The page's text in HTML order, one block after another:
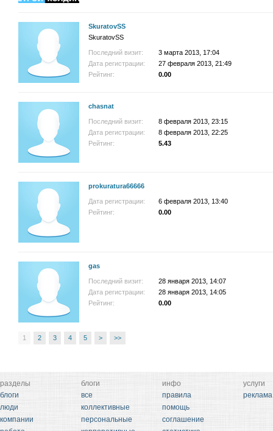
SkuratovSS
SkuratovSS
Последний визит:
3 марта 2013, 17:04
Дата регистрации:
27 февраля 2013, 21:49
Рейтинг:
0.00
chasnat
Последний визит:
8 февраля 2013, 23:15
Дата регистрации:
8 февраля 2013, 22:25
Рейтинг:
5.43
prokuratura66666
Дата регистрации:
6 февраля 2013, 13:40
Рейтинг:
0.00
gas
Последний визит:
28 января 2013, 14:07
Дата регистрации:
28 января 2013, 14:05
Рейтинг:
0.00
1 2 3 4 5 > >>
разделы
блоги
люди
компании
блоги
все
коллективные
персональные
инфо
правила
помощь
соглашение
услуги
реклама